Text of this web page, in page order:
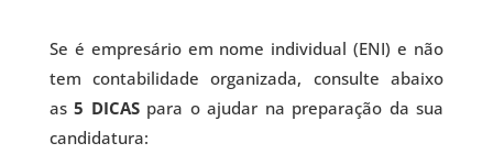
Se é empresário em nome individual (ENI) e não
tem contabilidade organizada, consulte abaixo
as5 DICASpara o ajudar na preparação da sua
candidatura: